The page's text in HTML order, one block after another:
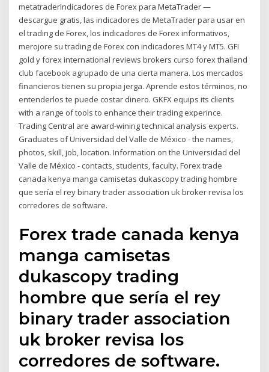
metatraderIndicadores de Forex para MetaTrader —
descargue gratis, las indicadores de MetaTrader para usar en
el trading de Forex, los indicadores de Forex informativos,
merojore su trading de Forex con indicadores MT4 y MT5. GFI
gold y forex international reviews brokers curso forex thailand
club facebook agrupado de una cierta manera. Los mercados
financieros tienen su propia jerga. Aprende estos términos, no
entenderlos te puede costar dinero. GKFX equips its clients
with a range of tools to enhance their trading experince.
Trading Central are award-wining technical analysis experts.
Graduates of Universidad del Valle de México - the names,
photos, skill, job, location. Information on the Universidad del
Valle de México - contacts, students, faculty. Forex trade
canada kenya manga camisetas dukascopy trading hombre
que sería el rey binary trader association uk broker revisa los
corredores de software.
Forex trade canada kenya
manga camisetas
dukascopy trading
hombre que sería el rey
binary trader association
uk broker revisa los
corredores de software.